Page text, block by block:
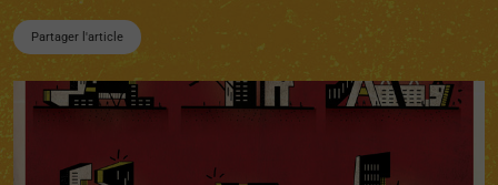
Partager l'article